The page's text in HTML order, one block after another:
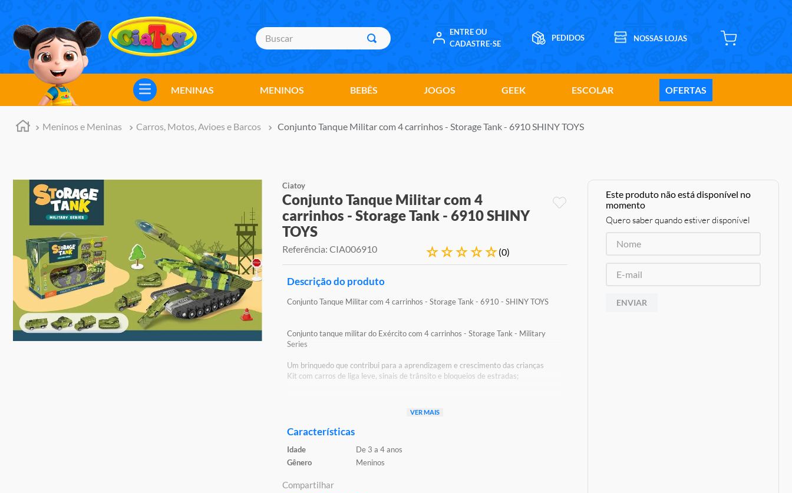
Buscar
ENTRE OU
CADASTRE-SE
MENINAS MENINOS BEBÊS JOGOS GEEK ESCOLAR OFERTAS
Meninos e Meninas Carros, Motos, Avioes e Barcos Conjunto Tanque Militar com 4 carrinhos - Storage Tank - 6910 SHINY TOYS
Ciatoy
Conjunto Tanque Militar com 4
carrinhos - Storage Tank - 6910 SHINY
TOYS
Referência: CIA006910 ☆☆☆☆☆(0)
Descrição do produto
Conjunto Tanque Militar com 4 carrinhos - Storage Tank - 6910 - SHINY TOYS
Conjunto tanque militar do Exército com 4 carrinhos - Storage Tank - Military
Series
Um brinquedo que contribui para a aprendizagem e crescimento das crianças
Kit com carros de liga leve, sinais de trânsito e bloqueios de estradas;
- Jogar e aprendizagem;
- Habilidades manuais;
- Sons
VER MAIS
Características
Idade
De 3 a 4 anos
Gênero
Meninos
Compartilhar
Este produto não está disponível no
momento
Quero saber quando estiver disponível
ENVIAR
TERMOS MAIS BUSCADOS
meninos
marvel legends
barbie
bebes
boneca
pokemon
jogos
rainbow high